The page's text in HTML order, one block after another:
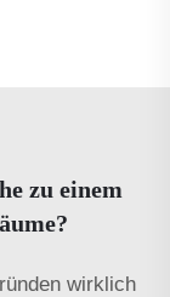
zu einem
wirklich